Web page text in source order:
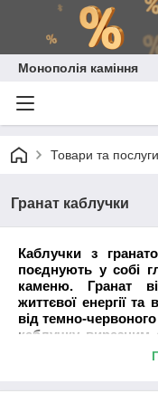
Монополія каміння
Товари та послуги
Гранат каблучки
Каблучки з
поєднують у собі
каменю. Гранат
життєвої енергії та
від темно-
каблучку виразним
підкреслюють